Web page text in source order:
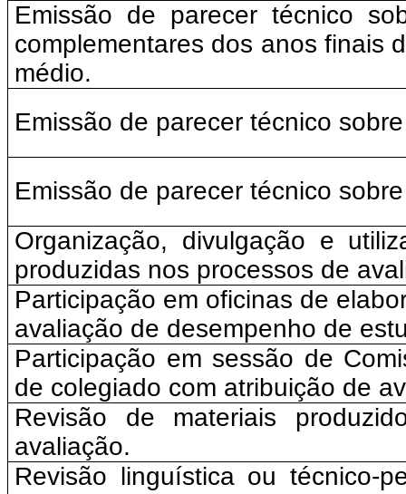
Emissão de parecer técnico
complementares dos anos finais
médio.
Emissão de parecer técnico
Emissão de parecer técnico
Organização, divulgação e
produzidas nos processos de
Participação em oficinas de
avaliação de desempenho de
Participação em sessão de
de colegiado com atribuição de
Revisão de materiais
avaliação.
Revisão linguística ou técnico-